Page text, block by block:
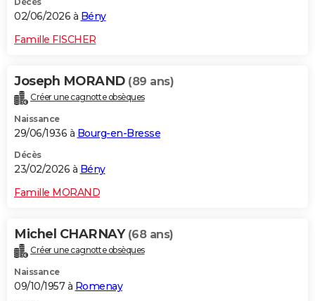
Carte de Noël
Carte Bonne année
Carte Saint-Valentin
Carte Pâques
Carte d'anniversaire
DICTIONNAIRE
Dictionnaire
Biographies
Citations
Expressions
Proverbes
PROGRAMME TV
S'inscrire
Se connecter
Lycées
Collèges
Primaires
Universités
Entreprises
Service militaire
Avis de recherche
AVIS DE DÉCÈS
FORUM
Bricolage
Lifestyle
Culture
Sport
Auto
Television
Voyage
Cinema
02/06/2026 à Bény
Famille FISCHER
Joseph MORAND (89 ans)
Créer une cagnotte obsèques
Naissance
29/06/1936 à Bourg-en-Bresse
Décès
23/02/2026 à Bény
Famille MORAND
Michel CHARNAY (68 ans)
Créer une cagnotte obsèques
Naissance
09/10/1957 à Romenay